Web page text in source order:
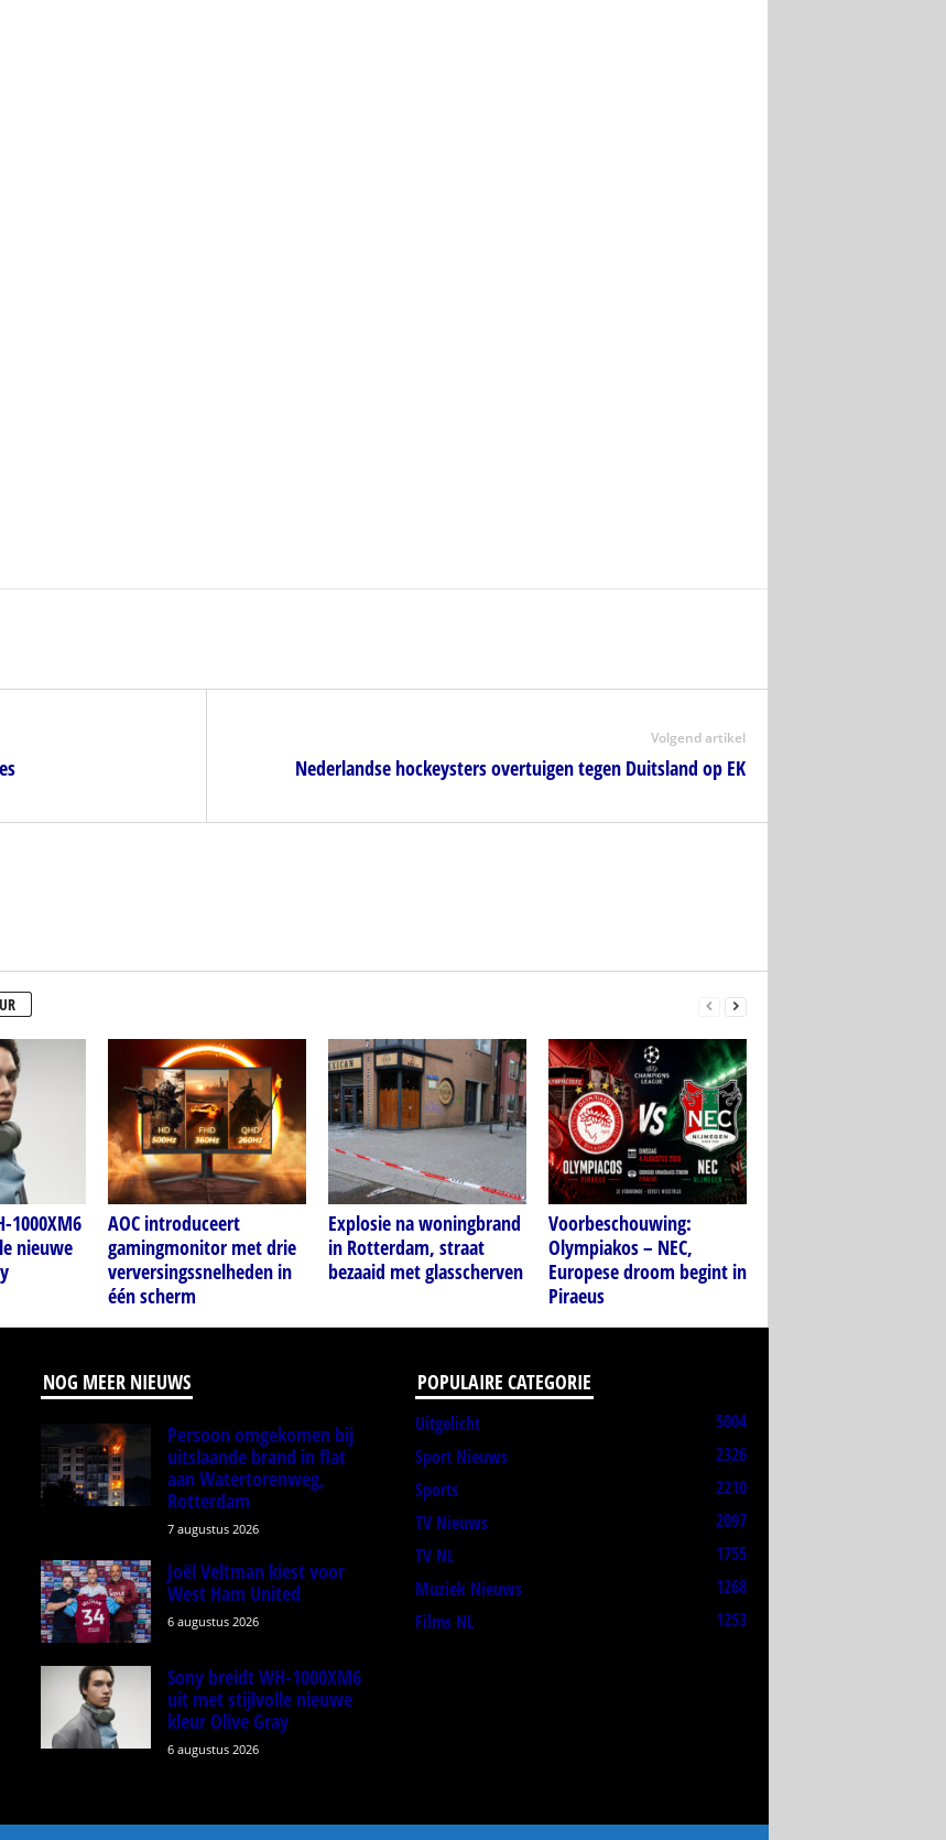
Volgend artikel
Nederlandse hockeysters overtuigen tegen Duitsland op EK
1000XM6
nieuwe
AOC introduceert
gamingmonitor met drie
verversingssnelheden in
één scherm
Explosie na woningbrand
in Rotterdam, straat
bezaaid met glasscherven
Voorbeschouwing:
Olympiakos – NEC,
Europese droom begint in
Piraeus
NOG MEER NIEUWS
Persoon omgekomen bij
uitslaande brand in flat
aan Watertorenweg,
Rotterdam
7 augustus 2026
Joël Veltman kiest voor
West Ham United
6 augustus 2026
Sony breidt WH-1000XM6
uit met stijlvolle nieuwe
kleur Olive Gray
6 augustus 2026
POPULAIRE CATEGORIE
Uitgelicht
5004
Sport Nieuws
2326
Sports
2210
TV Nieuws
2097
TV NL
1755
Muziek Nieuws
1268
Films NL
1253